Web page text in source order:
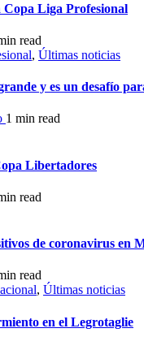
Copa Liga Profesional
read
, Últimas noticias
y es un desafío
1 min read
Libertadores
read
de coronavirus en
read
, Últimas noticias
en el Legrotaglie